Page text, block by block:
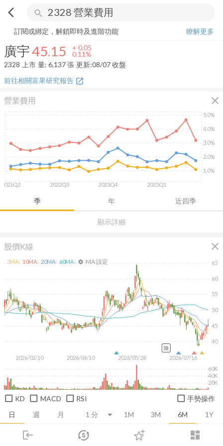
arrow_back_ios search
login dashboard
市場 登入
廣宇 45.15+ 0.11%
訂閱或綁定，解鎖即時及進階功能
瞭解更多
廣宇45.15 + 0.05
0.11%
2328
上市 量: 6,137張 更新:08/07 收盤
前往相關富果研究報告 open_in_new
營業費用 close
顯示詳細
季 年 近四季
2021Q2 2022Q3 2023Q4 2025Q1
1.0%
2.0%
3.0%
4.0%
5.0%
股價K線 close
日 週 月 1M 3M 6M 1Y
2026/02/10 2026/04/10 2026/05/28 2026/07/16
40
45
50
55
60
65
20K
40K
60K
5MA: 10MA: 20MA: 60MA: settings MA 設定
除
KD MACD RSI 手勢操作
推薦卡片 消息面 財務報